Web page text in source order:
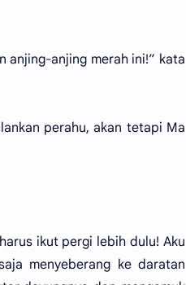
anjing-anjing merah ini!” kata
perahu, akan tetapi Ma
ikut pergi lebih dulu! Aku
menyeberang ke daratan